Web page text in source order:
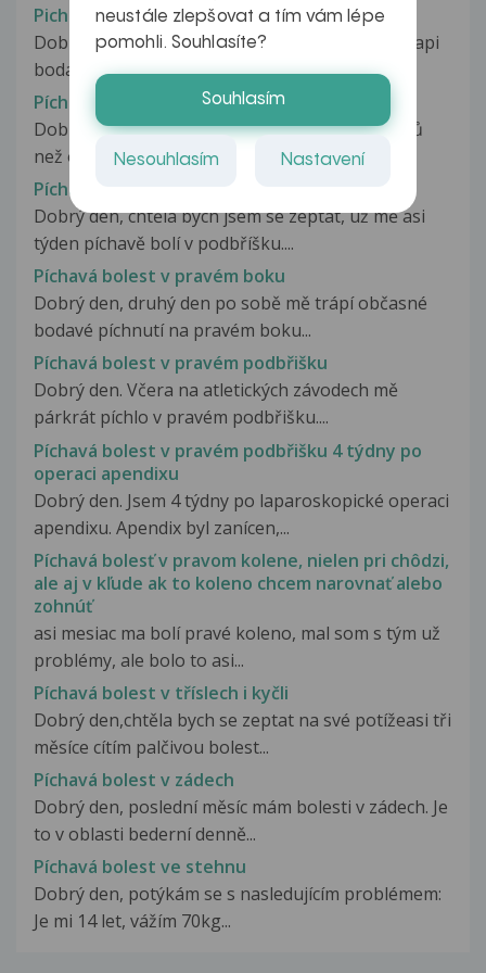
Pichava bolest v podbrisku.
Dobry den,pane doktore,v posledni dobe me trapi
bodava bolest v podbrisku a...
Píchavá bolest v podbříšku
Dobrý den. Dne 10.6 jsem měla MS dříve o 8 dnů
než obvykle. S partnerem jsem...
Píchavá bolest v podbříšku
Dobrý den, chtěla bych jsem se zeptat, už mě asi
týden píchavě bolí v podbříšku....
Píchavá bolest v pravém boku
Dobrý den, druhý den po sobě mě trápí občasné
bodavé píchnutí na pravém boku...
Píchavá bolest v pravém podbřišku
Dobrý den. Včera na atletických závodech mě
párkrát píchlo v pravém podbřišku....
Píchavá bolest v pravém podbřišku 4 týdny po
operaci apendixu
Dobrý den. Jsem 4 týdny po laparoskopické operaci
apendixu. Apendix byl zanícen,...
Píchavá bolesť v pravom kolene, nielen pri chôdzi,
ale aj v kľude ak to koleno chcem narovnať alebo
zohnúť
asi mesiac ma bolí pravé koleno, mal som s tým už
problémy, ale bolo to asi...
Píchavá bolest v tříslech i kyčli
Dobrý den,chtěla bych se zeptat na své potížeasi tři
měsíce cítím palčivou bolest...
Píchavá bolest v zádech
Dobrý den, poslední měsíc mám bolesti v zádech. Je
to v oblasti bederní denně...
Píchavá bolest ve stehnu
Dobrý den, potýkám se s nasledujícím problémem:
Je mi 14 let, vážím 70kg...
neustále zlepšovat a tím vám lépe
pomohli. Souhlasíte?
Souhlasím
Nesouhlasím Nastavení